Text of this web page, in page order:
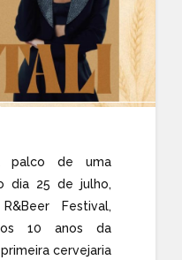
palco de uma
dia 25 de julho,
Festival,
10 anos da
cervejaria